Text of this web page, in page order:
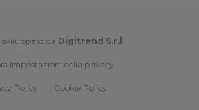
sviluppato da Digitrend S.r.l .
impostazioni della privacy
Policy Cookie Policy